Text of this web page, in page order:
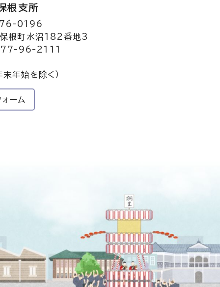
根支所
0196
根町水沼182番地3
96-2111
末年始を除く）
ーム